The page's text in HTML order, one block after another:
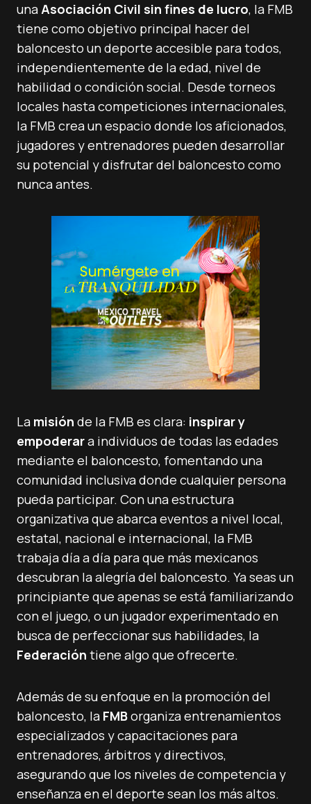
unaAsociación Civil sin fines de lucro, la FMB
tiene como objetivo principal hacer del
baloncesto un deporte accesible para todos,
independientemente de la edad, nivel de
habilidad o condición social. Desde torneos
locales hasta competiciones internacionales,
la FMB crea un espacio donde los aficionados,
jugadores y entrenadores pueden desarrollar
su potencial y disfrutar del baloncesto como
nunca antes.
La misión de la FMB es clara: inspirar y
empoderara individuos de todas las edades
mediante el baloncesto, fomentando una
comunidad inclusiva donde cualquier persona
pueda participar. Con una estructura
organizativa que abarca eventos a nivel local,
estatal, nacional e internacional, la FMB
trabaja día a día para que más mexicanos
descubran la alegría del baloncesto. Ya seas un
principiante que apenas se está familiarizando
con el juego, o un jugador experimentado en
busca de perfeccionar sus habilidades, la
Federación tiene algo que ofrecerte.
Además de su enfoque en la promoción del
baloncesto, la FMBorganiza entrenamientos
especializados y capacitaciones para
entrenadores, árbitros y directivos,
asegurando que los niveles de competencia y
enseñanza en el deporte sean los más altos.